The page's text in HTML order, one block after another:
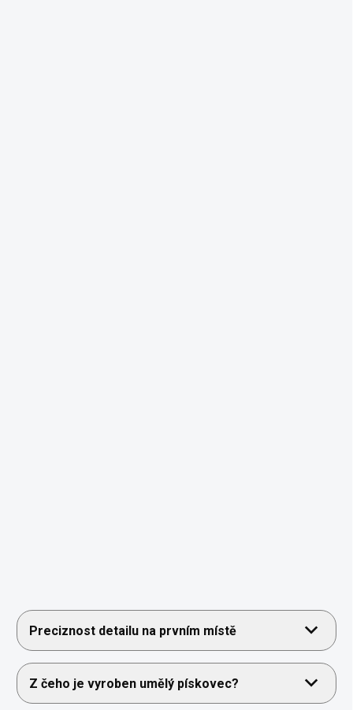
Preciznost detailu na prvním místě
Z čeho je vyroben umělý pískovec?